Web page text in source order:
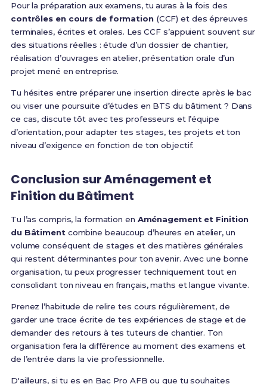
Pour la préparation aux examens, tu auras à la fois des
contrôles en cours de formation(CCF) et des épreuves
terminales, écrites et orales. Les CCF s’appuient souvent sur
des situations réelles : étude d’un dossier de chantier,
réalisation d’ouvrages en atelier, présentation orale d’un
projet mené en entreprise.
Tu hésites entre préparer une insertion directe après le bac
ou viser une poursuite d’études en BTS du bâtiment ? Dans
ce cas, discute tôt avec tes professeurs et l’équipe
d’orientation, pour adapter tes stages, tes projets et ton
niveau d’exigence en fonction de ton objectif.
Conclusion sur Aménagement et
Finition du Bâtiment
Tu l’as compris, la formation en Aménagement et Finition
du Bâtimentcombine beaucoup d’heures en atelier, un
volume conséquent de stages et des matières générales
qui restent déterminantes pour ton avenir. Avec une bonne
organisation, tu peux progresser techniquement tout en
consolidant ton niveau en français, maths et langue vivante.
Prenez l’habitude de relire tes cours régulièrement, de
garder une trace écrite de tes expériences de stage et de
demander des retours à tes tuteurs de chantier. Ton
organisation fera la différence au moment des examens et
de l’entrée dans la vie professionnelle.
D'ailleurs, si tu es en Bac Pro AFB ou que tu souhaites